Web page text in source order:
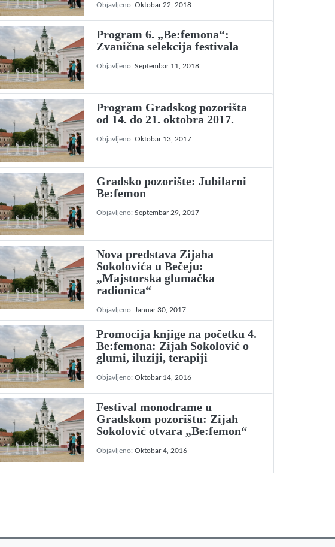
Objavljeno: Oktobar 22, 2018
Program 6. „Be:femona“:
Zvanična selekcija festivala
Objavljeno: Septembar 11, 2018
Program Gradskog pozorišta
od 14. do 21. oktobra 2017.
Objavljeno: Oktobar 13, 2017
Gradsko pozorište: Jubilarni
Be:femon
Objavljeno: Septembar 29, 2017
Nova predstava Zijaha
Sokolovića u Bečeju:
„Majstorska glumačka
radionica“
Objavljeno: Januar 30, 2017
Promocija knjige na početku 4.
Be:femona: Zijah Sokolović o
glumi, iluziji, terapiji
Objavljeno: Oktobar 14, 2016
Festival monodrame u
Gradskom pozorištu: Zijah
Sokolović otvara „Be:femon“
Objavljeno: Oktobar 4, 2016